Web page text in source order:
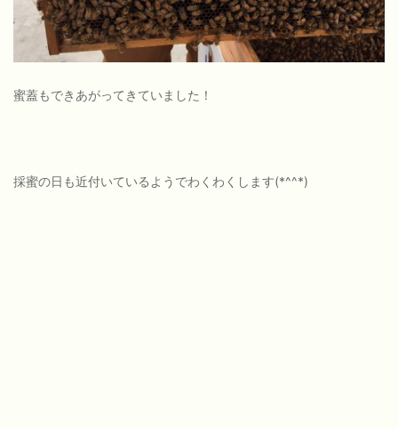
蜜蓋もできあがってきていました！
採蜜の日も近付いているようでわくわくします(*^^*)